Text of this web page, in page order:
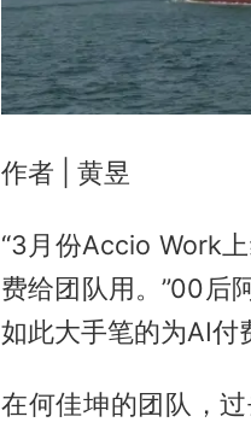
作者 | 黄昱
“3月份Accio Work
费给团队用。”00后
如此大手笔的为AI付
在何佳坤的团队，